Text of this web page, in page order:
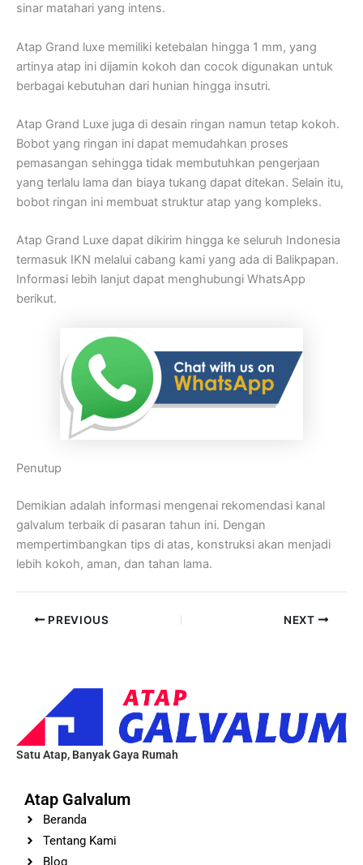
sinar matahari yang intens.
Atap Grand luxe memiliki ketebalan hingga 1 mm, yang
artinya atap ini dijamin kokoh dan cocok digunakan untuk
berbagai kebutuhan dari hunian hingga insutri.
Atap Grand Luxe juga di desain ringan namun tetap kokoh.
Bobot yang ringan ini dapat memudahkan proses
pemasangan sehingga tidak membutuhkan pengerjaan
yang terlalu lama dan biaya tukang dapat ditekan. Selain itu,
bobot ringan ini membuat struktur atap yang kompleks.
Atap Grand Luxe dapat dikirim hingga ke seluruh Indonesia
termasuk IKN melalui cabang kami yang ada di Balikpapan.
Informasi lebih lanjut dapat menghubungi WhatsApp
berikut.
Penutup
Demikian adalah informasi mengenai rekomendasi kanal
galvalum terbaik di pasaran tahun ini. Dengan
mempertimbangkan tips di atas, konstruksi akan menjadi
lebih kokoh, aman, dan tahan lama.
PREVIOUS NEXT
Satu Atap, Banyak Gaya Rumah
Atap Galvalum
Beranda
Tentang Kami
Blog